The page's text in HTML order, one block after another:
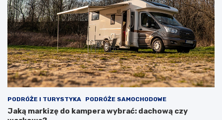
PODRÓŻE I TURYSTYKA PODRÓŻE SAMOCHODOWE
Jaką markizę do kampera wybrać: dachową czy